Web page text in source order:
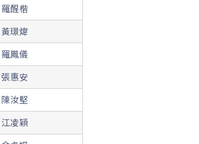
羅醒楷
黃璟煒
羅鳳儀
張惠安
陳汝堅
江凌穎